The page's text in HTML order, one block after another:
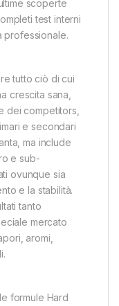
scoperte
test interni
professionale.
tutto ciò di cui
crescita sana,
dei competitors,
e secondari
ma include
e sub-
ovunque sia
e la stabilità.
tanto
mercato
aromi,
formule Hard